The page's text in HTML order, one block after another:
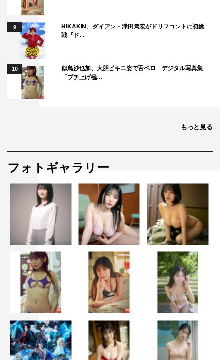
9
HIKAKIN、ダイアン・津田篤宏がドリフコントに初挑
戦『ド…
10
似鳥沙也加、大胆ビキニ姿で舌ペロ デジタル写真集
「ブチ上げ極…
もっと見る
フォトギャラリー